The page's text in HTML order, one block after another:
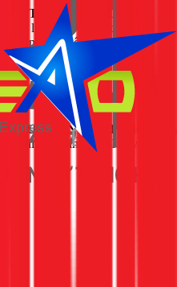
(APTOMAT TỔNG):
phải làm ngay lập tức. Hành
toàn nguồn điện vào nhà bạn,
các thiết bị và loại bỏ
KỲ THIẾT BỊ ĐIỆN
Hãy giữ khoảng cách an
NGHIỆP:
điện uy tín như 1Fix.vn